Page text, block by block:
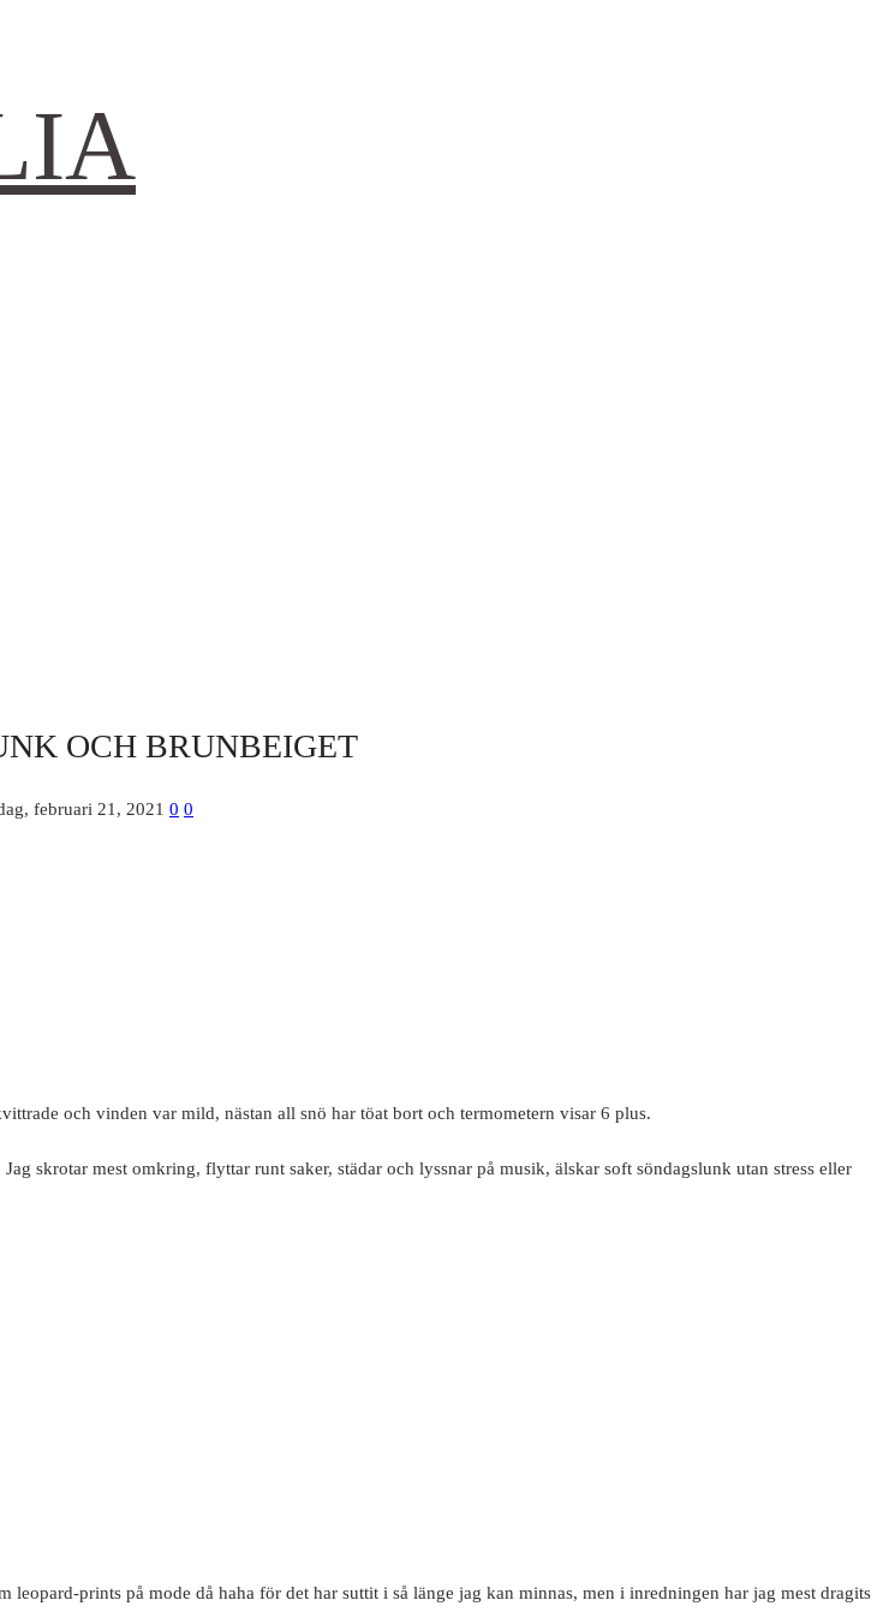
OCH BRUNBEIGET
februari 21, 2021 0 0
och vinden var mild, nästan all snö har töat bort och termometern visar 6 plus.
skrotar mest omkring, flyttar runt saker, städar och lyssnar på musik, älskar soft söndagslunk utan stress eller
prints på mode då haha för det har suttit i så länge jag kan minnas, men i inredningen har jag mest dragits